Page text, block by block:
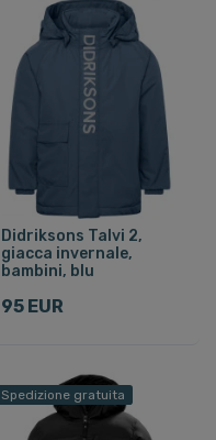
Didriksons Talvi 2,
giacca invernale,
bambini, blu
95 EUR
Spedizione gratuita